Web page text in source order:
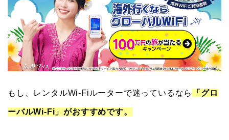
もし、レンタルWi-Fiルーターで迷っているなら 「グロ
ーバルWi-Fi」がおすすめです。